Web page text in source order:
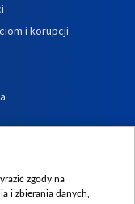
i korupcji
zgody na
i zbierania danych,